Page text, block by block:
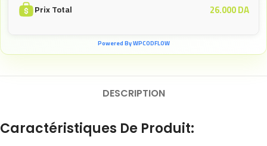
Prix Total 26.000DA
Powered By WPCODFLOW
DESCRIPTION
Caractéristiques De Produit: